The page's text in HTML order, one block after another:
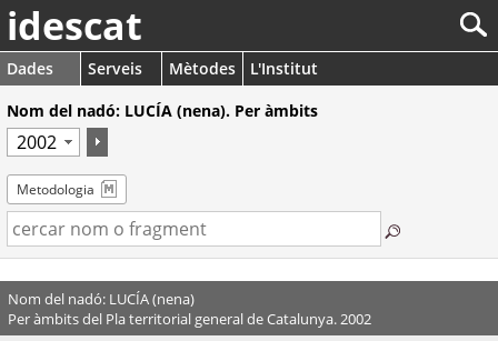
idescat
Dades Serveis Mètodes
L'Institut
Nom del nadó: LUCÍA (nena). Per àmbits
Metodologia
Nom del nadó: LUCÍA (nena)
Per àmbits del Pla territorial general de Catalunya. 2002